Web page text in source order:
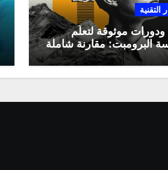
التقنية
ودورات موثوقة لتعلّم
البرومبت: مقارنة شاملة